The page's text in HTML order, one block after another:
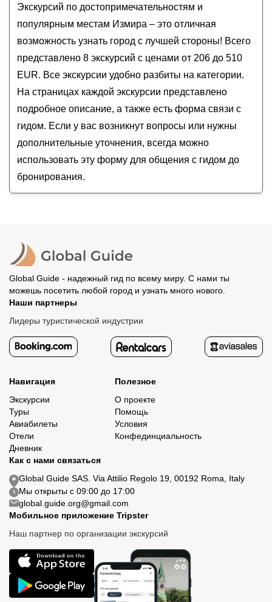
Пешком
Все
Знакомство с Измиром
Нетурецкая Турция: Чешме и Алачаты
Из Измира — в античный Эфес
От древней Смирны до современного Измира
— 8500 лет пути
сентябрь 2026года от 206до 510 EUR
Экскурсий по достопримечательностям и
популярным местам Измира – это отличная
возможность узнать город с лучшей стороны! Всего
представлено 8 экскурсий с ценами от 206 до 510
EUR. Все экскурсии удобно разбиты на категории.
На страницах каждой экскурсии представлено
подробное описание, а также есть форма связи с
гидом. Если у вас возникнут вопросы или нужны
дополнительные уточнения, всегда можно
использовать эту форму для общения с гидом до
бронирования.
Global Guide - надежный гид по всему миру. С нами ты
можешь посетить любой город и узнать много нового.
Наши партнеры
Лидеры туристической индустрии
Навигация
Экскурсии
Туры
Авиабилеты
Отели
Дневник
Полезное
О проекте
Помощь
Условия
Конфединциальность
Как с нами связаться
Global Guide SAS. Via Attilio Regolo 19, 00192 Roma, Italy
Мы открыты с 09:00 до 17:00
global.guide.org@gmail.com
Мобильное приложение Tripster
Наш партнер по организации экскурсий